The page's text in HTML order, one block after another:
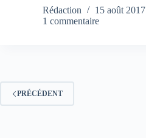
Rédaction
15 août 2017
1 commentaire
PRÉCÉDENT